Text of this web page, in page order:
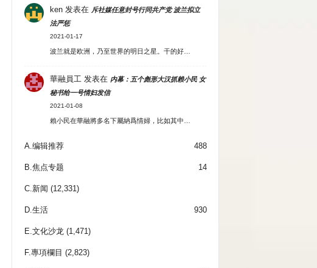
ken发表在 斥社媒任意封号行同共产党 波兰拟立
法严惩
2021-01-17
波兰就是欧洲，乃至世界的明日之星。干的好…
華融員工 发表在 内幕：五个彪形大汉抓赖小民 女
秘书给一号情妇发信
2021-01-08
賴小民在華融將多名下屬納爲情婦，比如其中…
A.编辑推荐 488
B.焦点专题 14
C.新闻 (12,331)
D.生活 930
E.文化沙龙 (1,471)
F.專項欄目 (2,823)